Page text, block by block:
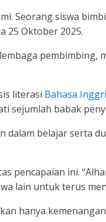
Seorang siswa
25 Oktober 2025.
literasi Bahasa
sejumlah babak
belajar serta
pencapaian ini.
lain untuk terus
hanya